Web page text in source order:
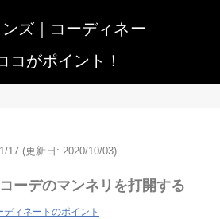
ズ｜コーディネー
コがポイント！
17 (更新日: 2020/10/03)
ーデのマンネリを打開する
ディネートのポイント